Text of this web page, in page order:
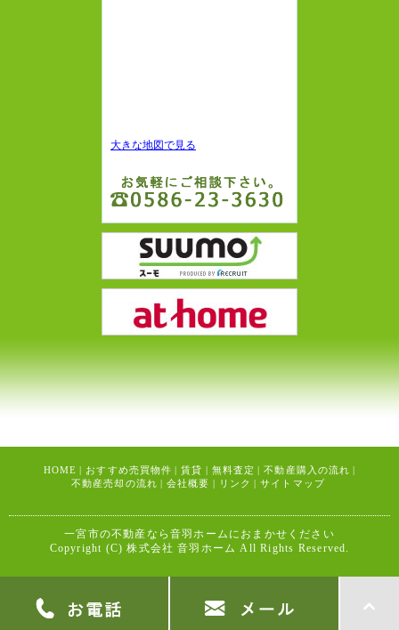
大きな地図で見る
HOME | おすすめ売買物件 | 賃貸 | 無料査定 | 不動産購入の流れ |
不動産売却の流れ | 会社概要 | リンク | サイトマップ
一宮市の不動産なら音羽ホームにおまかせください
Copyright (C) 株式会社 音羽ホーム All Rights Reserved.